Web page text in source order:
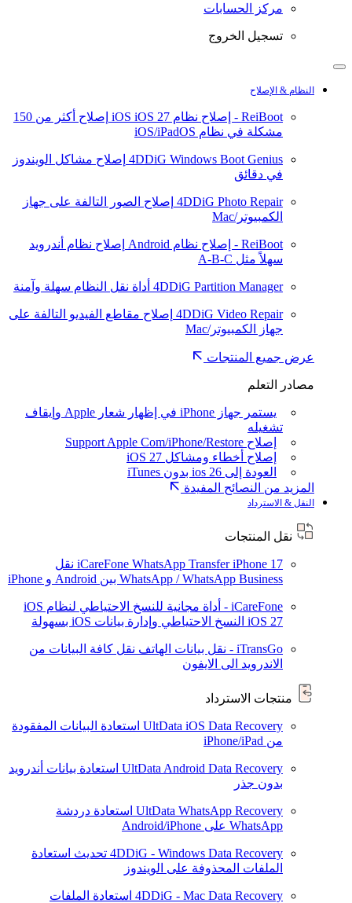
مركز الحسابات
تسجيل الخروج
النظام & الإصلاح
ReiBoot - إصلاح نظام iOS iOS 27
إصلاح أكثر من 150
مشكلة في نظام iOS/iPadOS
4DDiG Windows Boot Genius إصلاح مشاكل الويندوز
في دقائق
4DDiG Photo Repair إصلاح الصور التالفة على جهاز
الكمبيوتر/Mac
ReiBoot - إصلاح نظام Android
إصلاح نظام أندرويد
سهلاً مثل A-B-C
4DDiG Partition Manager أداة نقل النظام سهلة وآمنة
4DDiG Video Repair إصلاح مقاطع الفيديو التالفة على
جهاز الكمبيوتر/Mac
عرض جميع المنتجات
مصادر التعلم
يستمر جهاز iPhone في إظهار شعار Apple وإيقاف
تشغيله
إصلاح Support Apple Com/iPhone/Restore
إصلاح أخطاء ومشاكل iOS 27
العودة إلى ios 26 بدون iTunes
المزيد من النصائح المفيدة
النقل & الاسترداد
نقل المنتجات
iCareFone WhatsApp TransferiPhone 17
نقل
WhatsApp / WhatsApp Business بين Android و iPhone
iCareFone - أداة مجانية للنسخ الاحتياطي لنظام iOS
iOS 27 النسخ الاحتياطي وإدارة بيانات iOS بسهولة
iTransGo - نقل بيانات الهاتف
نقل كافة البيانات من
الاندرويد الى الايفون
منتجات الاسترداد
UltData iOS Data Recovery استعادة البيانات المفقودة
من iPhone/iPad
UltData Android Data Recovery استعادة بيانات أندرويد
بدون جذر
UltData WhatsApp Recovery استعادة دردشة
WhatsApp على Android/iPhone
4DDiG - Windows Data Recovery تحديث استعادة
الملفات المحذوفة على الويندوز
4DDiG - Mac Data Recovery استعادة الملفات